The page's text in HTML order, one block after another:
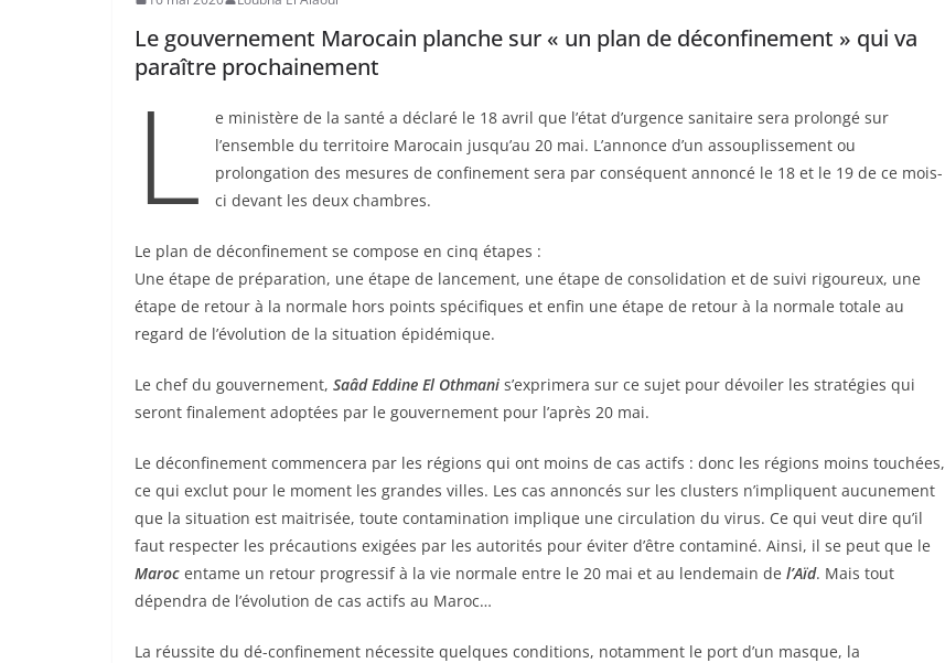
Le gouvernement Marocain planche sur « un plan de déconfinement » qui va
paraître prochainement
L
e ministère de la santé a déclaré le 18 avril que l’état d’urgence sanitaire sera prolongé sur
l’ensemble du territoire Marocain jusqu’au 20 mai. L’annonce d’un assouplissement ou
prolongation des mesures de confinement sera par conséquent annoncé le 18 et le 19 de ce mois-
ci devant les deux chambres.
Le plan de déconfinement se compose en cinq étapes :
Une étape de préparation, une étape de lancement, une étape de consolidation et de suivi rigoureux, une
étape de retour à la normale hors points spécifiques et enfin une étape de retour à la normale totale au
regard de l’évolution de la situation épidémique.
Le chef du gouvernement, Saâd Eddine El Othmani s’exprimera sur ce sujet pour dévoiler les stratégies qui
seront finalement adoptées par le gouvernement pour l’après 20 mai.
Le déconfinement commencera par les régions qui ont moins de cas actifs : donc les régions moins touchées,
ce qui exclut pour le moment les grandes villes. Les cas annoncés sur les clusters n’impliquent aucunement
que la situation est maitrisée, toute contamination implique une circulation du virus. Ce qui veut dire qu’il
faut respecter les précautions exigées par les autorités pour éviter d’être contaminé. Ainsi, il se peut que le
Maroc entame un retour progressif à la vie normale entre le 20 mai et au lendemain de l’Aïd. Mais tout
dépendra de l’évolution de cas actifs au Maroc…
La réussite du dé-confinement nécessite quelques conditions, notamment le port d’un masque, la